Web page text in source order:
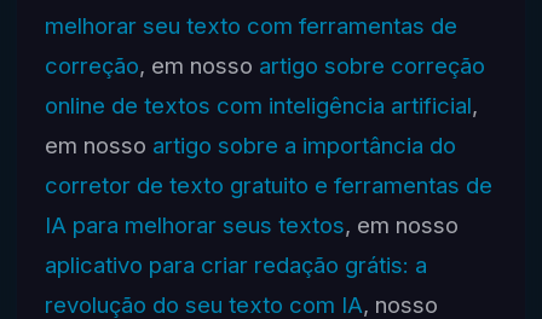
melhorar seu texto com ferramentas de
correção, em nosso artigo sobre correção
online de textos com inteligência artificial,
em nosso artigo sobre a importância do
corretor de texto gratuito e ferramentas de
IA para melhorar seus textos, em nosso
aplicativo para criar redação grátis: a
revolução do seu texto com IA, nosso